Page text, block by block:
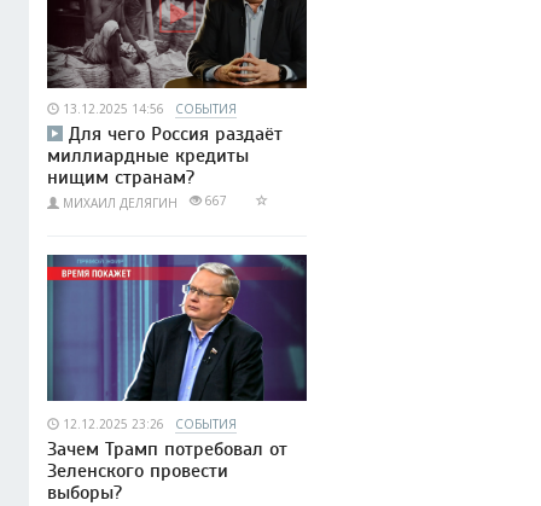
13.12.2025 14:56 СОБЫТИЯ
Для чего Россия раздаёт
миллиардные кредиты
нищим странам?
МИХАИЛ ДЕЛЯГИН 667
12.12.2025 23:26 СОБЫТИЯ
Зачем Трамп потребовал от
Зеленского провести
выборы?